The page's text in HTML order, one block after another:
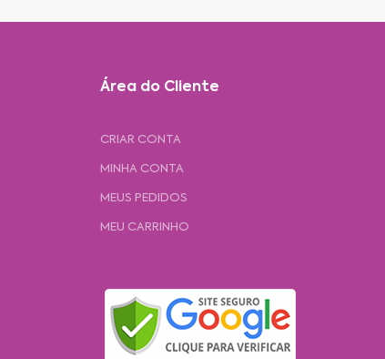
Área do Cliente
CRIAR CONTA
MINHA CONTA
MEUS PEDIDOS
MEU CARRINHO